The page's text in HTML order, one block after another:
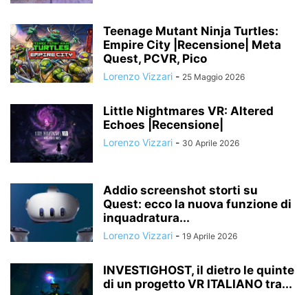
Teenage Mutant Ninja Turtles:
Empire City |Recensione| Meta
Quest, PCVR, Pico
Lorenzo Vizzari - 25 Maggio 2026
Little Nightmares VR: Altered
Echoes |Recensione|
Lorenzo Vizzari - 30 Aprile 2026
Addio screenshot storti su
Quest: ecco la nuova funzione di
inquadratura...
Lorenzo Vizzari - 19 Aprile 2026
INVESTIGHOST, il dietro le quinte
di un progetto VR ITALIANO tra...